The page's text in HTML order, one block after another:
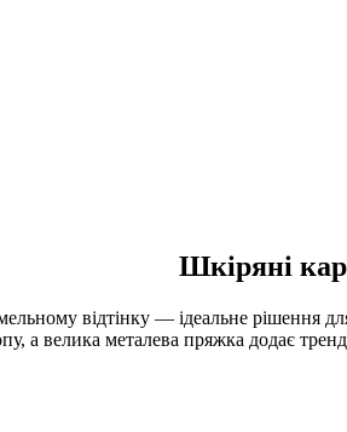
Шкіряні
відтінку — ідеальне рішення
а велика металева пряжка додає